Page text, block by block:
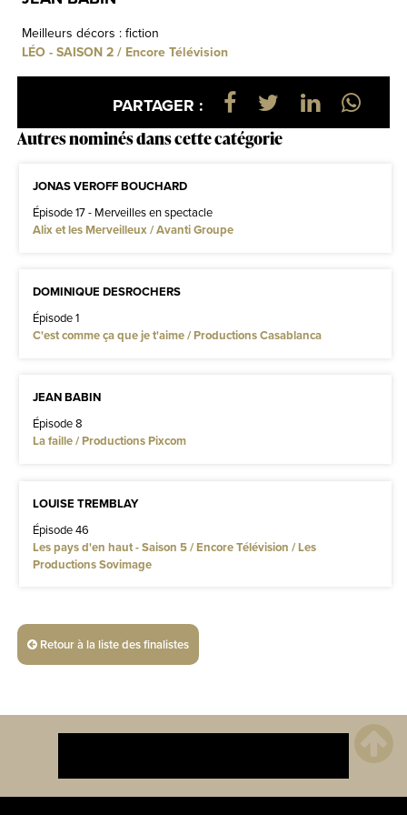
Meilleurs décors : fiction
LÉO - SAISON 2 / Encore Télévision
PARTAGER :
Autres nominés dans cette catégorie
JONAS VEROFF BOUCHARD
Épisode 17 - Merveilles en spectacle
Alix et les Merveilleux / Avanti Groupe
DOMINIQUE DESROCHERS
Épisode 1
C'est comme ça que je t'aime / Productions Casablanca
JEAN BABIN
Épisode 8
La faille / Productions Pixcom
LOUISE TREMBLAY
Épisode 46
Les pays d'en haut - Saison 5 / Encore Télévision / Les
Productions Sovimage
Retour à la liste des finalistes